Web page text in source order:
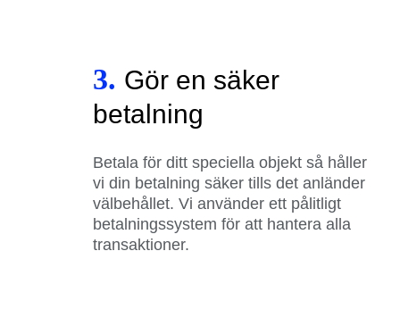
3. Gör en säker
betalning
Betala för ditt speciella objekt så håller
vi din betalning säker tills det anländer
välbehållet. Vi använder ett pålitligt
betalningssystem för att hantera alla
transaktioner.